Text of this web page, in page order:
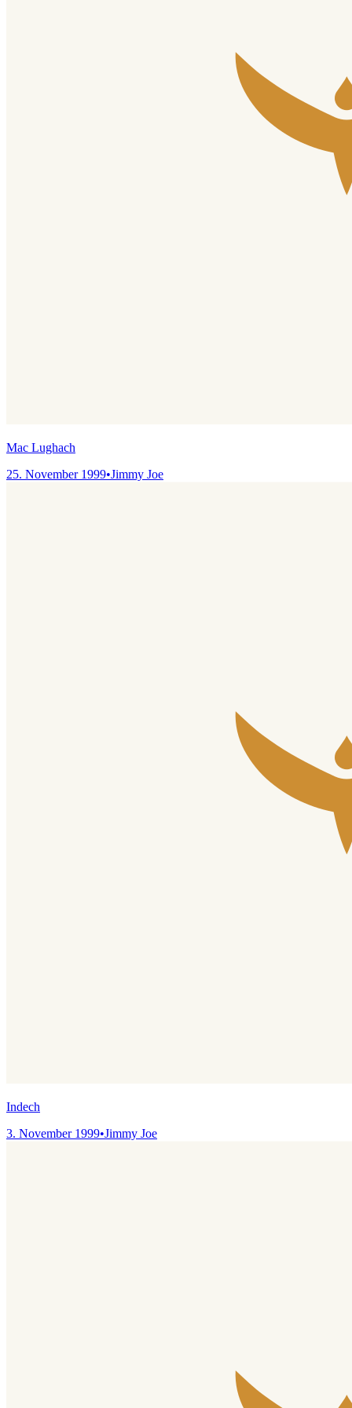
Mac Lughach
25. November 1999•Jimmy Joe
Indech
3. November 1999•Jimmy Joe